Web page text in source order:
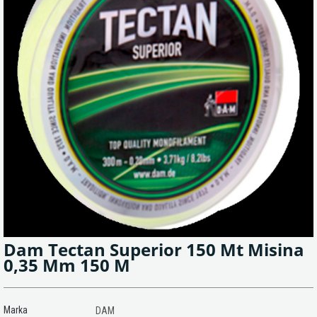
Dam Tectan Superior 150 Mt Misina
0,35 Mm 150 M
Marka DAM